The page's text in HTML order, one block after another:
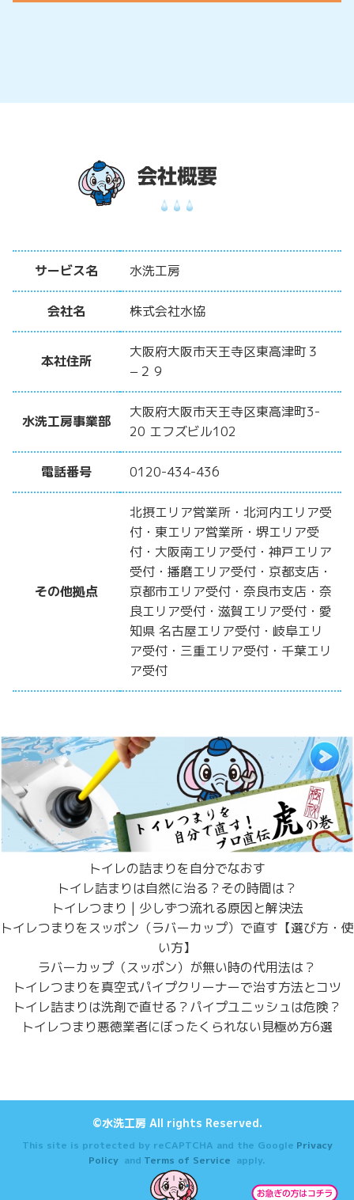
サービス名 水洗工房
会社名 株式会社水協
本社住所
大阪府大阪市天王寺区東高津町３
−２９
水洗工房事業部
大阪府大阪市天王寺区東高津町3-
20 エフズビル102
電話番号 0120-434-436
その他拠点
北摂エリア営業所・北河内エリア受
付・東エリア営業所・堺エリア受
付・大阪南エリア受付・神戸エリア
受付・播磨エリア受付・京都支店・
京都市エリア受付・奈良市支店・奈
良エリア受付・滋賀エリア受付・愛
知県 名古屋エリア受付・岐阜エリ
ア受付・三重エリア受付・千葉エリ
ア受付
トイレの詰まりを自分でなおす
トイレ詰まりは自然に治る？その時間は？
トイレつまり | 少しずつ流れる原因と解決法
トイレつまりをスッポン（ラバーカップ）で直す【選び方・使
い方】
ラバーカップ（スッポン）が無い時の代用法は？
トイレつまりを真空式パイプクリーナーで治す方法とコツ
トイレ詰まりは洗剤で直せる？パイプユニッシュは危険？
トイレつまり悪徳業者にぼったくられない見極め方6選
©水洗工房 All rights Reserved.
This site is protected by reCAPTCHA and the Google Privacy
Policy and Terms of Service apply.